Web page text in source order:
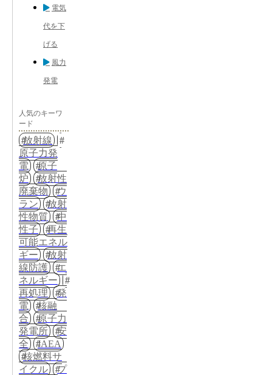
電気
代を下
げる
風力
発電
人気のキーワ
ード
放射線
原子力発
電
原子
炉
放射性
廃棄物
ウ
ラン
放射
性物質
中
性子
再生
可能エネル
ギー
放射
線防護
エ
ネルギー
再処理
発
電
核融
合
原子力
発電所
安
全
IAEA
核燃料サ
イクル
プ